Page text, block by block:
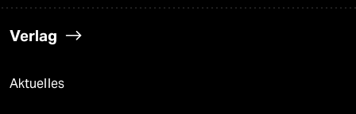
Verlag
Aktuelles